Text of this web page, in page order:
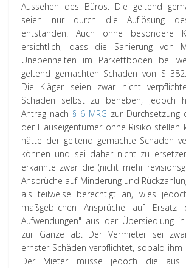
Aussehen des Büros. Die geltend
seien nur durch die Auflösung
entstanden. Auch ohne besondere
ersichtlich, dass die Sanierung von
Unebenheiten im Parkettboden bei
geltend gemachten Schaden von S
Die Kläger seien zwar nicht
Schäden selbst zu beheben, jedoch
Antrag nach § 6 MRG zur Durchsetzung
der Hauseigentümer ohne Risiko stellen
hätte der geltend gemachte Schaden
können und sei daher nicht zu
erkannte zwar die (nicht mehr
Ansprüche auf Minderung und
als teilweise berechtigt an, wies
maßgeblichen Ansprüche auf Ersatz
Aufwendungen" aus der Übersiedlung
zur Gänze ab. Der Vermieter sei
ernster Schäden verpflichtet, sobald ihm
Der Mieter müsse jedoch die aus